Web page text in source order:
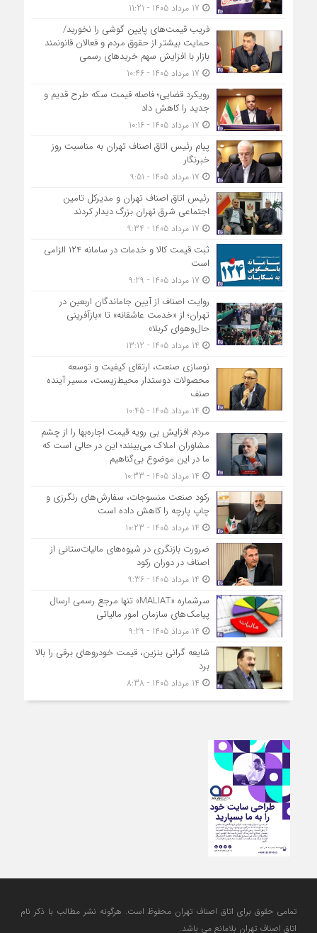
فریب قیمت‌های پایین گوشی را نخورید/
حمایت بیشتر از حقوق مردم و فعالان قانونمند
بازار با افزایش سهم خریدهای رسمی
رویکرد قضایی؛ فاصله قیمت سکه طرح قدیم و
جدید را کاهش داد
پیام رئیس اتاق اصناف تهران به مناسبت روز
خبرنگار
رئیس اتاق اصناف تهران و مدیرکل تامین
اجتماعی شرق تهران بزرگ دیدار کردند
ثبت قیمت کالا و خدمات در سامانه ۱۲۴ الزامی
است
روایت اصناف از آیین جاماندگان اربعین در
تهران؛ از «خدمت عاشقانه» تا «بازآفرینی
حال‌وهوای کربلا»
نوسازی صنعت، ارتقای کیفیت و توسعه
محصولات دوستدار محیط‌زیست، مسیر آینده
صنف
مردم افزایش بی رویه قیمت اجاره‌بها را از چشم
مشاوران املاک می‌بینند؛ این در حالی است که
ما در این موضوع بی‌گناهیم
رکود صنعت منسوجات، سفارش‌های رنگرزی و
چاپ پارچه را کاهش داده است
ضرورت بازنگری در شیوه‌های مالیات‌ستانی از
اصناف در دوران رکود
سرشماره «MALIAT» تنها مرجع رسمی ارسال
پیامک‌های سازمان امور مالیاتی
شایعه گرانی بنزین، قیمت خودروهای برقی را بالا
برد
تمامی حقوق برای اتاق اصناف تهران محفوظ است. هرگونه نشر مطالب با ذكر نام
اتاق اصناف تهران بلامانع مي باشد.